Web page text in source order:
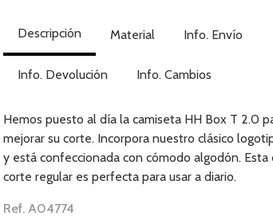
Descripción Material Info. Envío
Info. Devolución Info. Cambios
Hemos puesto al día la camiseta HH Box T 2.0
mejorar su corte. Incorpora nuestro clásico
y está confeccionada con cómodo algodón. Esta
corte regular es perfecta para usar a diario.
Ref. A04774